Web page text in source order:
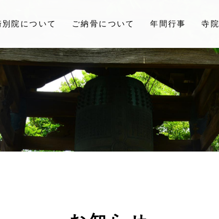
院について ご納骨について 年間行事 寺